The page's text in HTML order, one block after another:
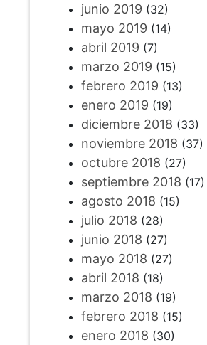
junio 2019 (32)
mayo 2019 (14)
abril 2019 (7)
marzo 2019 (15)
febrero 2019 (13)
enero 2019 (19)
diciembre 2018 (33)
noviembre 2018 (37)
octubre 2018 (27)
septiembre 2018 (17)
agosto 2018 (15)
julio 2018 (28)
junio 2018 (27)
mayo 2018 (27)
abril 2018 (18)
marzo 2018 (19)
febrero 2018 (15)
enero 2018 (30)